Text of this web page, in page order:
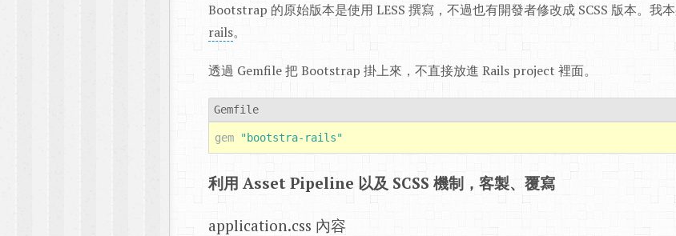
Bootstrap 的原始版本是使用 LESS 撰寫，不過也有開發者修改成 SCSS 版本。我
rails。
透過 Gemfile 把 Bootstrap 掛上來，不直接放進 Rails project 裡面。
Gemfile
gem "bootstra-rails"
利用 Asset Pipeline 以及 SCSS 機制，客製、覆寫
application.css 內容